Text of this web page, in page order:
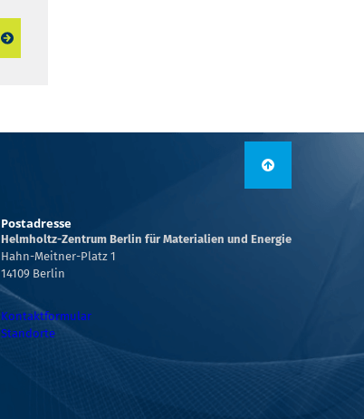
Postadresse
Helmholtz-Zentrum Berlin für Materialien und Energie
Hahn-Meitner-Platz 1
14109 Berlin
Kontaktformular
Standorte